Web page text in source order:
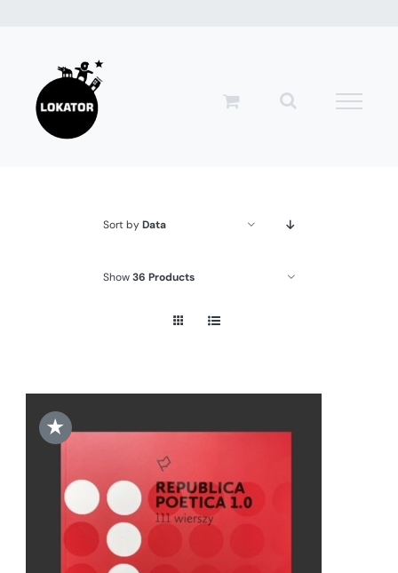
zawartości
Sort byData
Show36 Products
★